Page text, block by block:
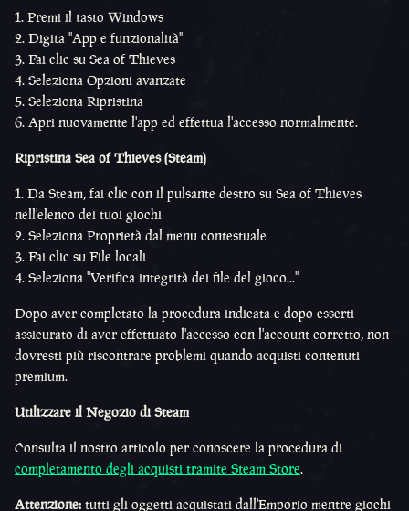
1. Premi il tasto Windows
2. Digita "App e funzionalità"
3. Fai clic su Sea of Thieves
4. Seleziona Opzioni avanzate
5. Seleziona Ripristina
6. Apri nuovamente l'app ed effettua l'accesso normalmente.
Ripristina Sea of Thieves (Steam)
1. Da Steam, fai clic con il pulsante destro su Sea of Thieves
nell'elenco dei tuoi giochi
2. Seleziona Proprietà dal menu contestuale
3. Fai clic su File locali
4. Seleziona "Verifica integrità dei file del gioco..."
Dopo aver completato la procedura indicata e dopo esserti
assicurato di aver effettuato l'accesso con l'account corretto, non
dovresti più riscontrare problemi quando acquisti contenuti
premium.
Utilizzare il Negozio di Steam
Consulta il nostro articolo per conoscere la procedura di
completamento degli acquisti tramite Steam Store.
Attenzione: tutti gli oggetti acquistati dall'Emporio mentre giochi